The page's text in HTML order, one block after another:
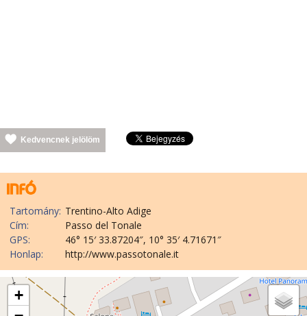
Kedvencnek jelölöm
Tartomány: Trentino-Alto Adige
Cím:
Passo del Tonale
GPS:
46° 15′ 33.87204″, 10° 35′ 4.71671″
Honlap:
http://www.passotonale.it
+